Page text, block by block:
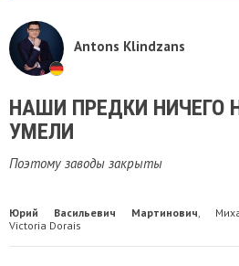
Antons Klindzans
НАШИ ПРЕДКИ НИЧЕГО
УМЕЛИ
Поэтому заводы закрыты
Юрий Васильевич Мартинович
Victoria Dorais